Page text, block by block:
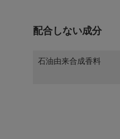
配合しない成分
石油由来合成香料